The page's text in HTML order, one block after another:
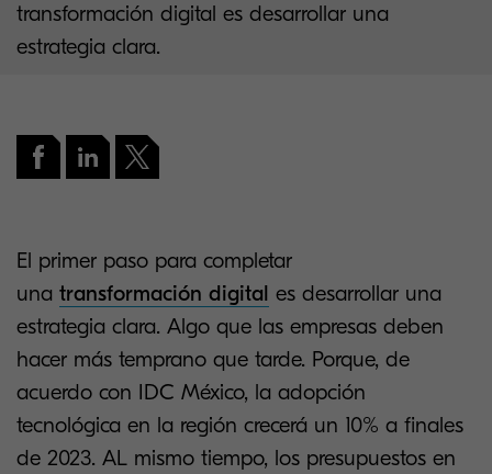
transformación digital es desarrollar una
estrategia clara.
El primer paso para completar
una transformación digital es desarrollar una
estrategia clara. Algo que las empresas deben
hacer más temprano que tarde. Porque, de
acuerdo con IDC México, la adopción
tecnológica en la región crecerá un 10% a finales
de 2023. AL mismo tiempo, los presupuestos en